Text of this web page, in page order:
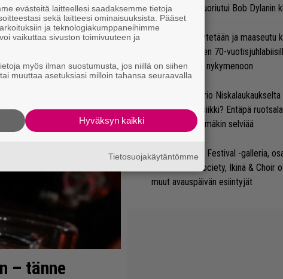
– tänne
kokoonpano suoriutui Bob Dylanin
Työläisiä kyykytetään ja maaseutu
Tumppi Varosen 70-
tiukasti kantaa nykymenoon
Miten taipuu Trio
Vartiaisen musiikki? Entäpä
metal? Pian tämäkin selviää
Hellsinki Metal Festival -galleria,
Black Label Society, Ikinä & Choir
muut avauspäivän esiintyjät
evästeitä laitteellesi saadaksemme tietoja
sekä laitteesi ominaisuuksista. Pääset
ja teknologiakumppaneihimme
vaikuttaa sivuston toimivuuteen ja
myös ilman suostumusta, jos niillä on siihen
muuttaa asetuksiasi milloin tahansa seuraavalla
Hyväksyn kaikki
Tietosuojakäytäntömme